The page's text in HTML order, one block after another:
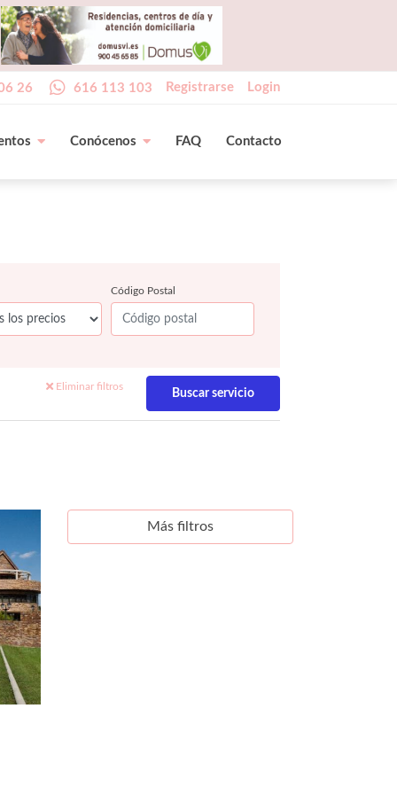
26 616 113 103 Registrarse Login
Conócenos FAQ Contacto
Código Postal
Eliminar filtros
Más filtros